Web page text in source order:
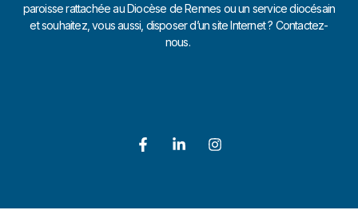
paroisse rattachée au Diocèse de Rennes ou un service diocésain
et souhaitez, vous aussi, disposer d’un site Internet ? Contactez-
nous.